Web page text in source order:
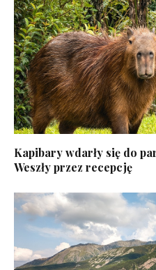
Kapibary wdarły się do
Weszły przez recepcję